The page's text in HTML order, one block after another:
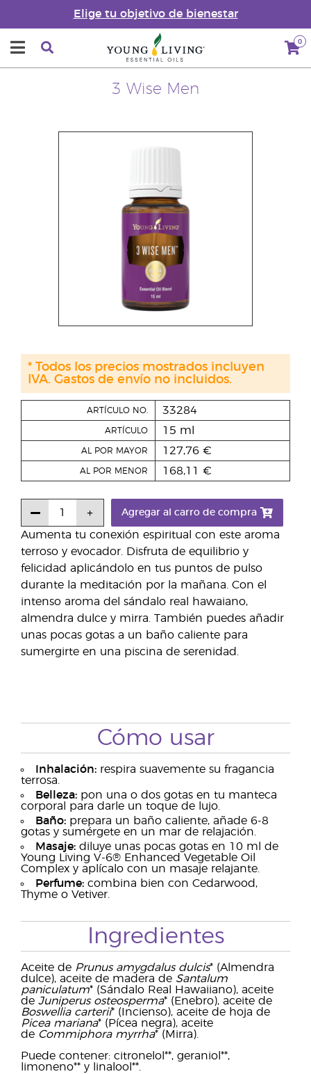
Elige tu objetivo de bienestar
0
3 Wise Men
Aumenta tu conexión espiritual con este aroma
terroso y evocador. Disfruta de equilibrio y
felicidad aplicándolo en tus puntos de pulso
durante la meditación por la mañana. Con el
intenso aroma del sándalo real hawaiano,
almendra dulce y mirra. También puedes añadir
unas pocas gotas a un baño caliente para
sumergirte en una piscina de serenidad.
ARTÍCULO NO. 33284
ARTÍCULO 15 ml
AL POR MAYOR 127,76 €
AL POR MENOR 168,11 €
Agregar al carro de compra
* Todos los precios mostrados incluyen
IVA. Gastos de envío no incluidos.
Cómo usar
Inhalación: respira suavemente su fragancia
terrosa.
Belleza: pon una o dos gotas en tu manteca
corporal para darle un toque de lujo.
Baño: prepara un baño caliente, añade 6-8
gotas y sumérgete en un mar de relajación.
Masaje: diluye unas pocas gotas en 10 ml de
Young Living V-6® Enhanced Vegetable Oil
Complex y aplícalo con un masaje relajante.
Perfume: combina bien con Cedarwood,
Thyme o Vetiver.
Ingredientes
Aceite de Prunus amygdalus dulcis* (Almendra
dulce), aceite de madera de Santalum
paniculatum* (Sándalo Real Hawaiiano), aceite
de Juniperus osteosperma* (Enebro), aceite de
Boswellia carterii* (Incienso), aceite de hoja de
Picea mariana* (Pícea negra), aceite
de Commiphora myrrha* (Mirra).
Puede contener: citronelol**, geraniol**,
limoneno** y linalool**.